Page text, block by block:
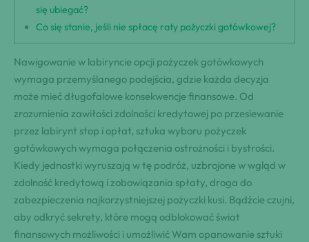
się ubiegać?
Co się stanie, jeśli nie spłacę raty pożyczki gotówkowej?
Nawigowanie w labiryncie opcji pożyczek gotówkowych
wymaga przemyślanego podejścia, gdzie każda decyzja
może mieć długofalowe konsekwencje finansowe. Od
zrozumienia zawiłości zdolności kredytowej po przesiewanie
przez labirynt stop i opłat, sztuka wyboru pożyczek
gotówkowych wymaga połączenia ostrożności i bystrości.
Kiedy jednostki wyruszają w tę podróż, uzbrojone w wgląd w
zdolność kredytową i zobowiązania spłaty, droga do
zabezpieczenia najkorzystniejszej pożyczki kusi. Bądźcie czujni,
aby odkryć sekrety, które mogą odblokować świat
finansowych możliwości i umożliwić Wam opanowanie sztuki